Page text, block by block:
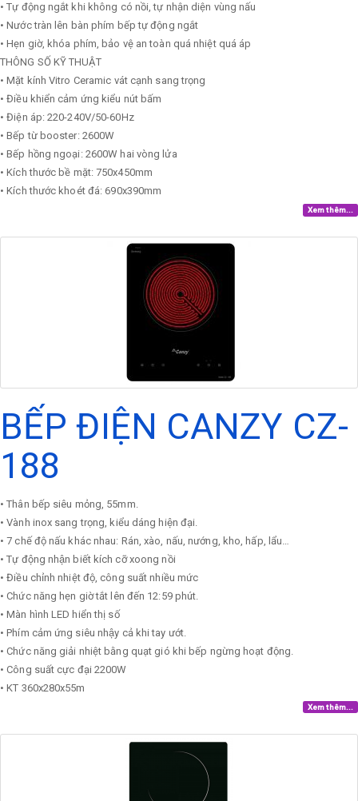
• Tự động ngắt khi không có nồi, tự nhận diện vùng nấu
• Nước tràn lên bàn phím bếp tự động ngắt
• Hẹn giờ, khóa phím, bảo vệ an toàn quá nhiệt quá áp
THÔNG SỐ KỸ THUẬT
• Mặt kính Vitro Ceramic vát cạnh sang trọng
• Điều khiển cảm ứng kiểu nút bấm
• Điện áp: 220-240V/50-60Hz
• Bếp từ booster: 2600W
• Bếp hồng ngoại: 2600W hai vòng lửa
• Kích thước bề mặt: 750x450mm
• Kích thước khoét đá: 690x390mm
Xem thêm...
BẾP ĐIỆN CANZY CZ-
188
• Thân bếp siêu mỏng, 55mm.
• Vành inox sang trọng, kiểu dáng hiện đại.
• 7 chế độ nấu khác nhau: Rán, xào, nấu, nướng, kho, hấp, lẩu…
• Tự động nhận biết kích cỡ xoong nồi
• Điều chỉnh nhiệt độ, công suất nhiều mức
• Chức năng hẹn giờ tắt lên đến 12:59 phút.
• Màn hình LED hiển thị số
• Phím cảm ứng siêu nhậy cả khi tay ướt.
• Chức năng giải nhiệt bằng quạt gió khi bếp ngừng hoạt động.
• Công suất cực đại 2200W
• KT 360x280x55m
Xem thêm...